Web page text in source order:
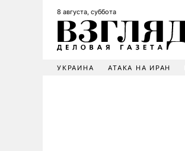
8 августа, суббота
УКРАИНА АТАКА НА ИРАН